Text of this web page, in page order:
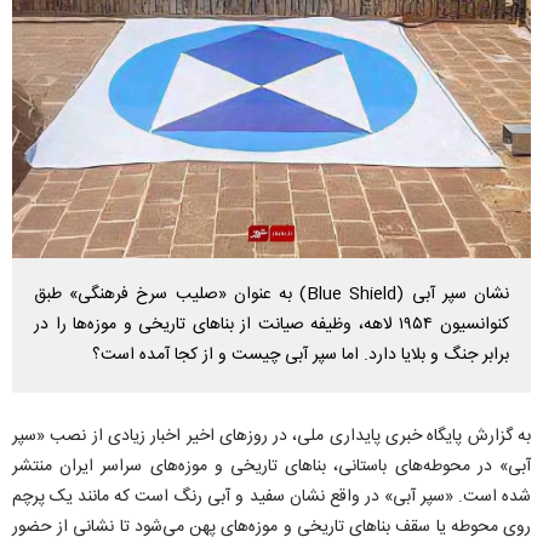
نشان سپر آبی (Blue Shield) به عنوان «صلیب سرخ فرهنگی» طبق
کنوانسیون ۱۹۵۴ لاهه، وظیفه صیانت از بنا‌های تاریخی و موزه‌ها را در
برابر جنگ و بلایا دارد. اما سپر آبی چیست و از کجا آمده است؟
به گزارش پایگاه خبری پایداری ملی، در روز‌های اخیر اخبار زیادی از نصب «سپر
آبی» در محوطه‌های باستانی، بنا‌های تاریخی و موزه‌های سراسر ایران منتشر
شده است. «سپر آبی» در واقع نشان سفید و آبی رنگ است که مانند یک پرچم
روی محوطه یا سقف بنا‌های تاریخی و موزه‌های پهن می‌شود تا نشانی از حضور